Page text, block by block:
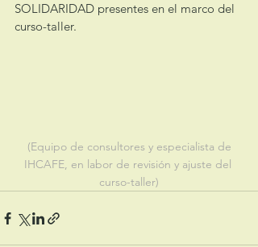
SOLIDARIDAD presentes en el marco del
curso-taller.
IHCAFE, en labor de revisión y ajuste del
curso-taller)